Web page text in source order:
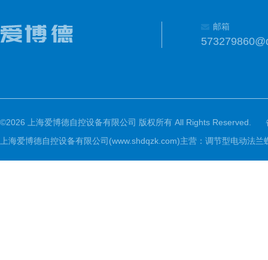
邮箱
©2026 上海爱博德自控设备有限公司 版权所有 All Rights Reserved.
上海爱博德自控设备有限公司(www.shdqzk.com)主营：调节型电动法